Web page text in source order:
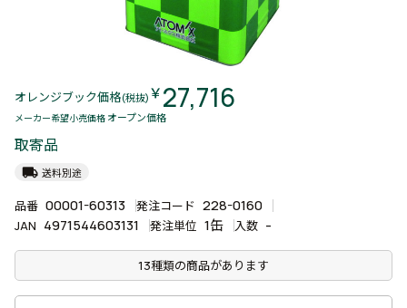
オレンジブック価格(税抜) ￥27,716
メーカー希望小売価格 オープン価格
取寄品
local_shipping 送料別途
品番 00001-60313 発注コード 228-0160
JAN 4971544603131 発注単位 1缶 入数 -
13種類の商品があります